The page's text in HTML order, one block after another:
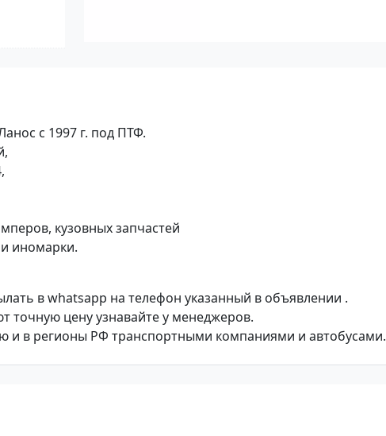
с 1997 г. под ПТФ.
кузовных запчастей
иномарки.
в whatsapp на телефон указанный в объявлении .
точную цену узнавайте у менеджеров.
и в регионы РФ транспортными компаниями и автобусами.